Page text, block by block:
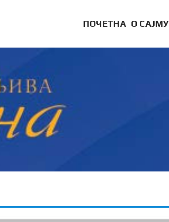
ПОЧЕТНА О САЈМУ